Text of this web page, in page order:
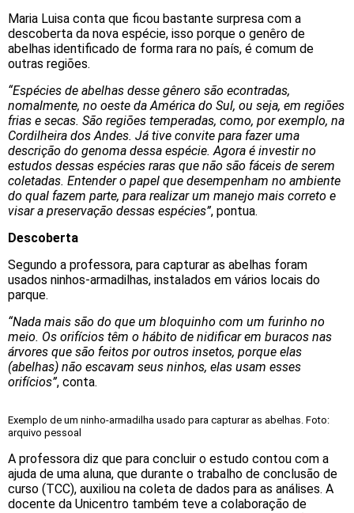
Maria Luisa conta que ficou bastante surpresa com a
descoberta da nova espécie, isso porque o genêro de
abelhas identificado de forma rara no país, é comum de
outras regiões.
“Espécies de abelhas desse gênero são econtradas,
nomalmente, no oeste da América do Sul, ou seja, em regiões
frias e secas. São regiões temperadas, como, por exemplo, na
Cordilheira dos Andes. Já tive convite para fazer uma
descrição do genoma dessa espécie. Agora é investir no
estudos dessas espécies raras que não são fáceis de serem
coletadas. Entender o papel que desempenham no ambiente
do qual fazem parte, para realizar um manejo mais correto e
visar a preservação dessas espécies”, pontua.
Descoberta
Segundo a professora, para capturar as abelhas foram
usados ninhos-armadilhas, instalados em vários locais do
parque.
“Nada mais são do que um bloquinho com um furinho no
meio. Os orifícios têm o hábito de nidificar em buracos nas
árvores que são feitos por outros insetos, porque elas
(abelhas) não escavam seus ninhos, elas usam esses
orifícios”, conta.
Exemplo de um ninho-armadilha usado para capturar as abelhas. Foto:
arquivo pessoal
A professora diz que para concluir o estudo contou com a
ajuda de uma aluna, que durante o trabalho de conclusão de
curso (TCC), auxiliou na coleta de dados para as análises. A
docente da Unicentro também teve a colaboração de